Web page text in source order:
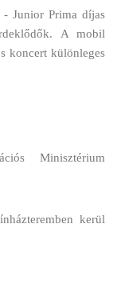
- Junior Prima díjas
A mobil
koncert különleges
Minisztérium
kerül